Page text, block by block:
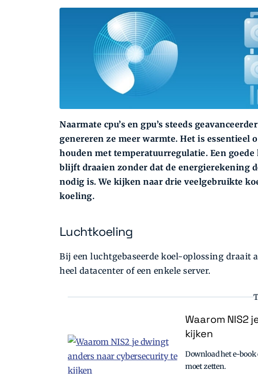
Naarmate cpu’s en gpu’s steeds
genereren ze meer warmte. Het is essentieel
houden met temperatuurregulatie. Een
blijft draaien zonder dat de energierekening
nodig is. We kijken naar drie veelgebruikte
koeling.
Luchtkoeling
Bij een luchtgebaseerde koel-oplossing draait
heel datacenter of een enkele server.
Waarom
kijken
Download het e-
moet zetten.